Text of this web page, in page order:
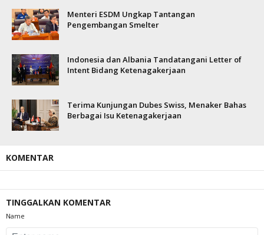
Menteri ESDM Ungkap Tantangan
Pengembangan Smelter
Indonesia dan Albania Tandatangani Letter of
Intent Bidang Ketenagakerjaan
Terima Kunjungan Dubes Swiss, Menaker Bahas
Berbagai Isu Ketenagakerjaan
KOMENTAR
TINGGALKAN KOMENTAR
Name